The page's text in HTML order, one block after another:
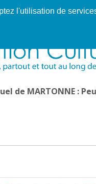
Websphère
de MARTONNE :
l'utilisation de